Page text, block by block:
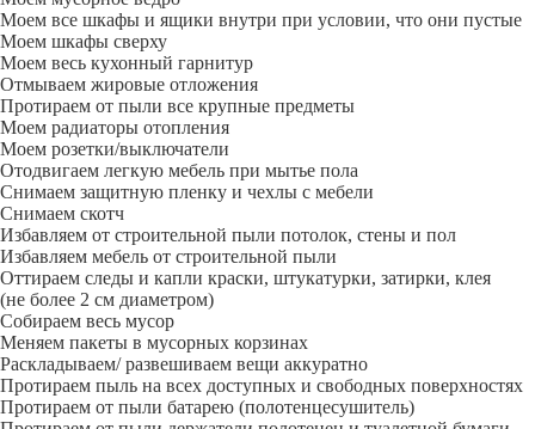
Моем все шкафы и ящики внутри при условии, что они пустые
Моем шкафы сверху
Моем весь кухонный гарнитур
Отмываем жировые отложения
Протираем от пыли все крупные предметы
Моем радиаторы отопления
Моем розетки/выключатели
Отодвигаем легкую мебель при мытье пола
Снимаем защитную пленку и чехлы с мебели
Снимаем скотч
Избавляем от строительной пыли потолок, стены и пол
Избавляем мебель от строительной пыли
Оттираем следы и капли краски, штукатурки, затирки, клея
(не более 2 см диаметром)
Собираем весь мусор
Меняем пакеты в мусорных корзинах
Раскладываем/ развешиваем вещи аккуратно
Протираем пыль на всех доступных и свободных поверхностях
Протираем от пыли батарею (полотенцесушитель)